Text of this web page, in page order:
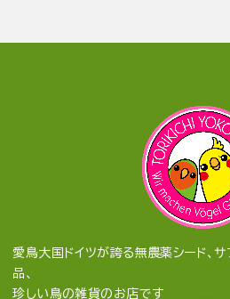
愛鳥大国ドイツが誇る無農薬シード、
品、
珍しい鳥の雑貨のお店です